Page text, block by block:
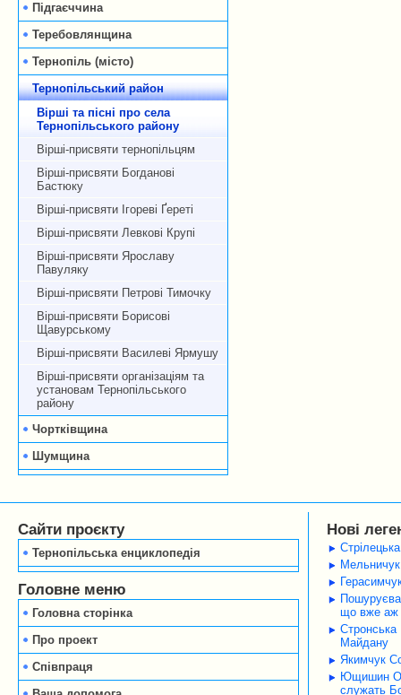
Підгаєччина
Теребовлянщина
Тернопіль (місто)
Тернопільський район
Вірші та пісні про села
Тернопільського району
Вірші-присвяти тернопільцям
Вірші-присвяти Богданові
Бастюку
Вірші-присвяти Ігореві Ґереті
Вірші-присвяти Левкові Крупі
Вірші-присвяти Ярославу
Павуляку
Вірші-присвяти Петрові Тимочку
Вірші-присвяти Борисові
Щавурському
Вірші-присвяти Василеві Ярмушу
Вірші-присвяти організаціям та
установам Тернопільського
району
Чортківщина
Шумщина
Сайти проєкту
Тернопільська енциклопедія
Головне меню
Головна сторінка
Про проект
Співпраця
Нові
Мельничук
що вже аж
Стронська
Майдану
Якимчук
Ющишин
служать